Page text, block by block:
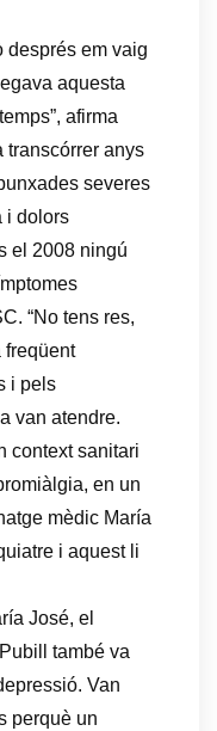
després em vaig
aquesta
afirma
transcórrer anys
severes
i dolors
el 2008 ningú
“No tens res,
freqüent
i pels
van atendre.
context sanitari
en un
mèdic María
i aquest li
José, el
també va
Van
perquè un